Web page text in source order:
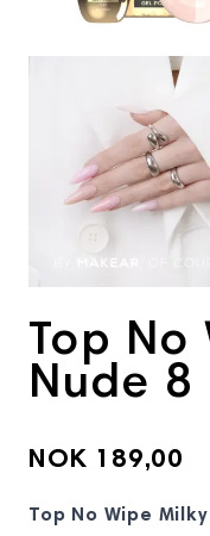
Top
Nude 8
View
NOK 189,00
Top No Wipe